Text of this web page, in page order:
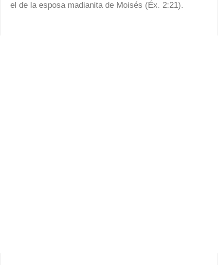
el de la esposa madianita de Moisés (Éx. 2:21).